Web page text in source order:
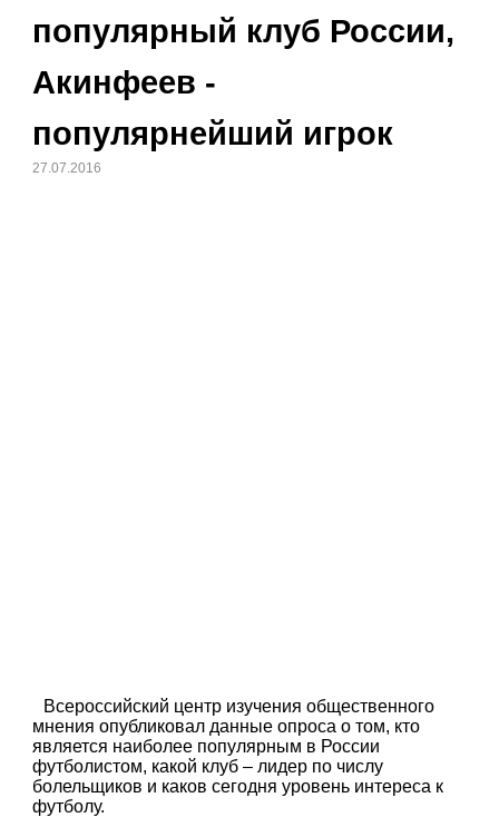
популярный клуб России,
Акинфеев -
популярнейший игрок
27.07.2016
Всероссийский центр изучения общественного
мнения опубликовал данные опроса о том, кто
является наиболее популярным в России
футболистом, какой клуб – лидер по числу
болельщиков и каков сегодня уровень интереса к
футболу.